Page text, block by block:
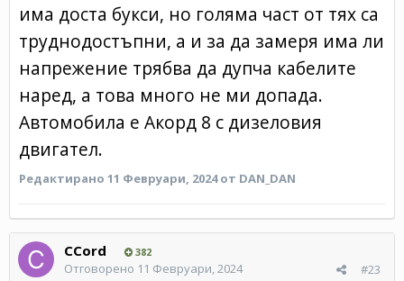
има доста букси, но голяма част от тях са
труднодостъпни, а и за да замеря има ли
напрежение трябва да дупча кабелите
наред, а това много не ми допада.
Автомобила е Акорд 8 с дизеловия
двигател.
Редактирано 11 Февруари, 2024от DAN_DAN
CCord 382
#23
Отговорено 11 Февруари, 2024